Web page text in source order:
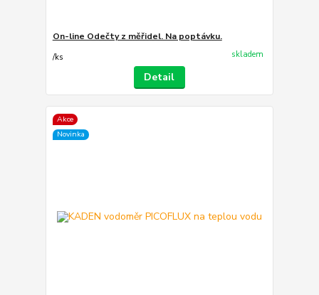
On-line Odečty z měřidel. Na poptávku.
/ks skladem
Detail
Akce
Novinka